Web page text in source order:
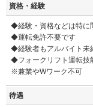
資格・経験
◆経験・資格などは特に
◆運転免許不要です
◆経験者もアルバイト未
◆フォークリフト運転技
※兼業やWワーク不可
待遇